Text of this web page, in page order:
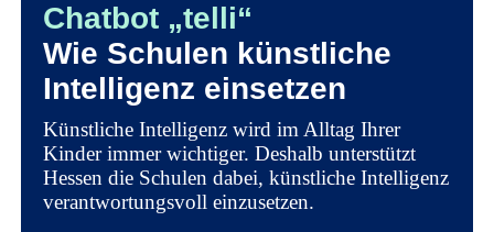
Chatbot „telli“
Wie Schulen künstliche
Intelligenz einsetzen
Künstliche Intelligenz wird im Alltag Ihrer
Kinder immer wichtiger. Deshalb unterstützt
Hessen die Schulen dabei, künstliche Intelligenz
verantwortungsvoll einzusetzen.